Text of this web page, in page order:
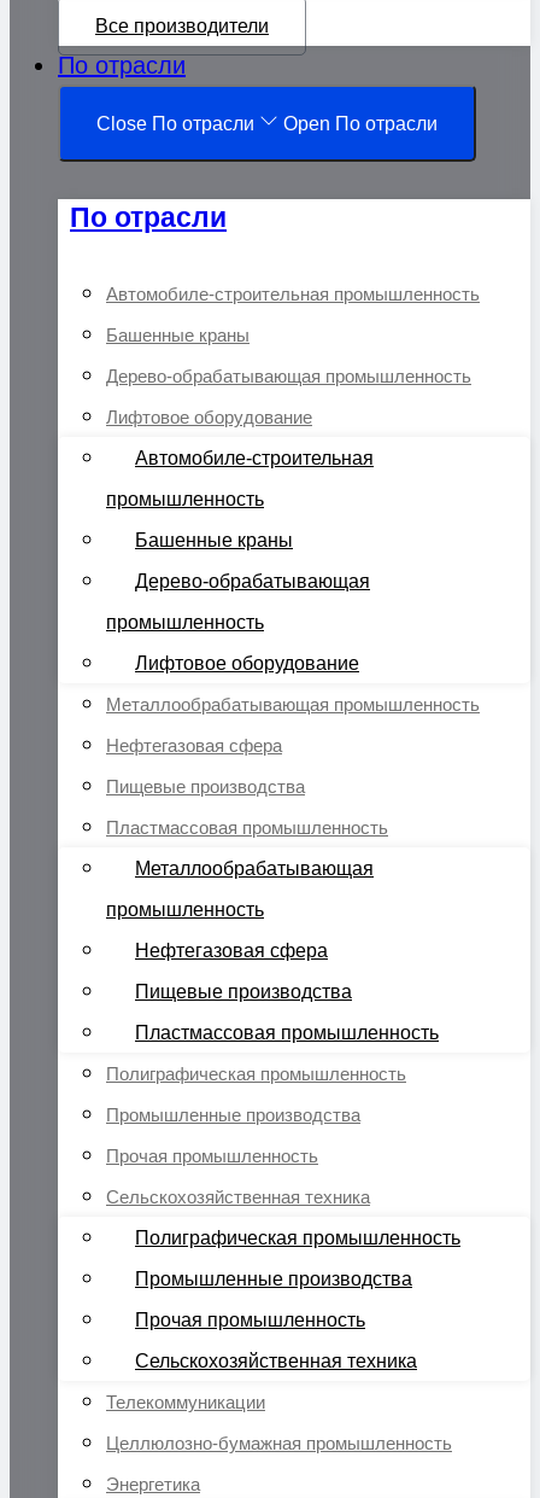
Все производители
По отрасли
Close По отрасли Open По отрасли
По отрасли
Автомобиле-строительная промышленность
Башенные краны
Дерево-обрабатывающая промышленность
Лифтовое оборудование
Автомобиле-строительная
промышленность
Башенные краны
Дерево-обрабатывающая
промышленность
Лифтовое оборудование
Металлообрабатывающая промышленность
Нефтегазовая сфера
Пищевые производства
Пластмассовая промышленность
Металлообрабатывающая
промышленность
Нефтегазовая сфера
Пищевые производства
Пластмассовая промышленность
Полиграфическая промышленность
Промышленные производства
Прочая промышленность
Сельскохозяйственная техника
Полиграфическая промышленность
Промышленные производства
Прочая промышленность
Сельскохозяйственная техника
Телекоммуникации
Целлюлозно-бумажная промышленность
Энергетика